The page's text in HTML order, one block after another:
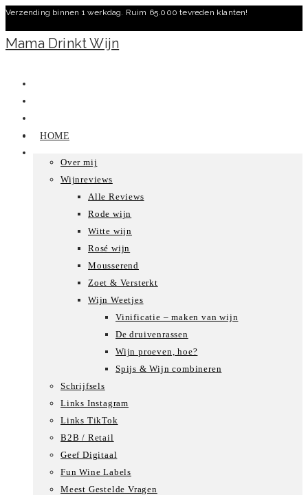
Ga
naar
inhoud
Verzending binnen 1 werkdag. Ruim 65.000 tevreden klanten!
Mama Drinkt Wijn
HOME
Over mij
Wijnreviews
Alle Reviews
Rode wijn
Witte wijn
Rosé wijn
Mousserend
Zoet & Versterkt
Wijn Weetjes
Vinificatie – maken van wijn
De druivenrassen
Wijn proeven, hoe?
Spijs & Wijn combineren
Schrijfsels
Links Instagram
Links TikTok
B2B / Retail
Geef Digitaal
Fun Wine Labels
Meest Gestelde Vragen